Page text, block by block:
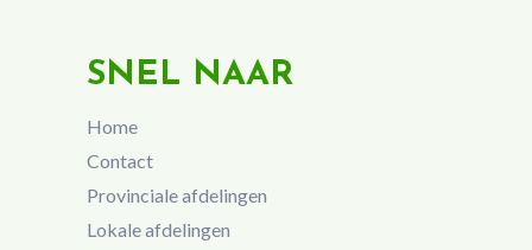
SNEL NAAR
Home
Contact
Provinciale afdelingen
Lokale afdelingen